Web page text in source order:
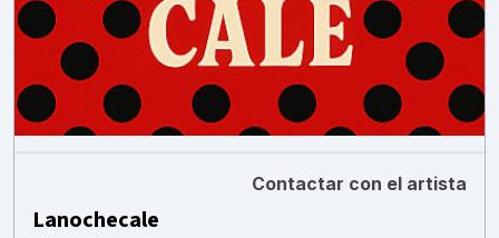
Contactar con el artista
Lanochecale